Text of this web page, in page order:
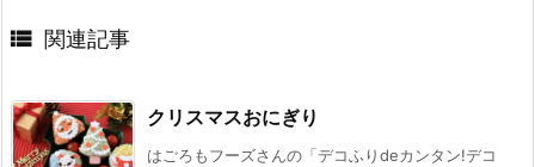
 関連記事
クリスマスおにぎり
はごろもフーズさんの「デコふりdeカンタン!デコ